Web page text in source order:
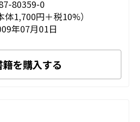
80359-0
1,700円＋税10%）
年07月01日
を購入する